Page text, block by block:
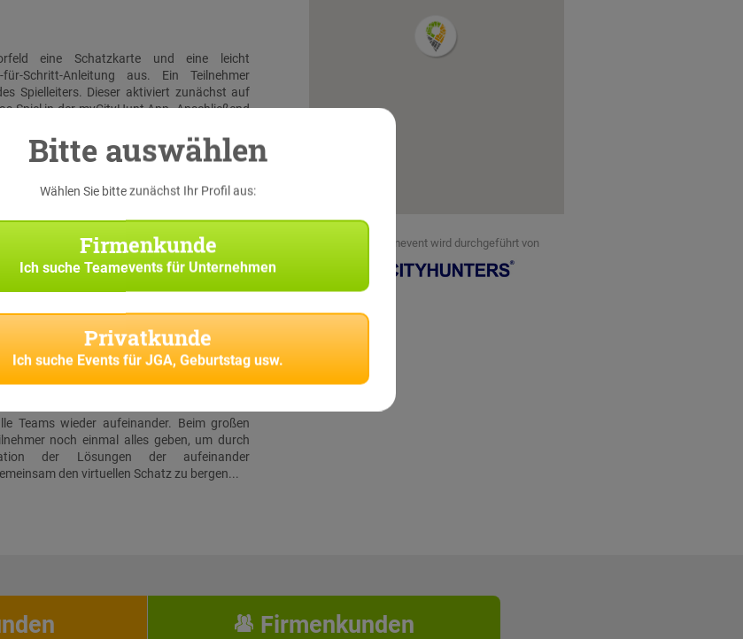
eine Schatzkarte und eine leicht
für-Schritt-Anleitung aus. Ein Teilnehmer
Spielleiters. Dieser aktiviert zunächst auf
Spiel in der myCityHunt App. Anschließend
mit ihren Smartphones über die App
sich eine passende Rolle aus. Dann
gemeinsam das Intro-Video an und schon
der der Navigation ihres Smartphones
Rätselstation in Leipzig. Insgesamt gibt es
welche von allen Teams angesteuert
jeweils ein Rätsel zu lösen. Zwischendurch
zusätzliche Challenges auf sein Handy
entsprechen thematisch den vorab
Teams wieder aufeinander. Beim großen
noch einmal alles geben, um durch
der Lösungen der aufeinander
den virtuellen Schatz zu bergen...
Dieses Teamevent wird durchgeführt von
Firmenkunden
Bitte auswählen
Wählen Sie bitte zunächst Ihr Profil aus:
Firmenkunde
Ich suche Teamevents für Unternehmen
Privatkunde
Ich suche Events für JGA, Geburtstag usw.